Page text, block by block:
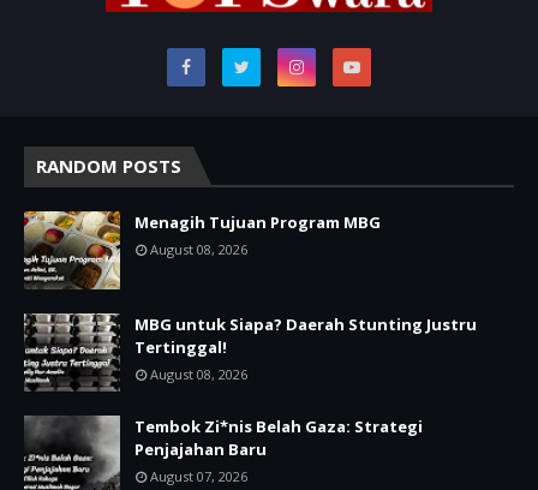
RANDOM POSTS
Menagih Tujuan Program MBG
August 08, 2026
MBG untuk Siapa? Daerah Stunting Justru
Tertinggal!
August 08, 2026
Tembok Zi*nis Belah Gaza: Strategi
Penjajahan Baru
August 07, 2026